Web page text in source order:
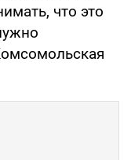
что это